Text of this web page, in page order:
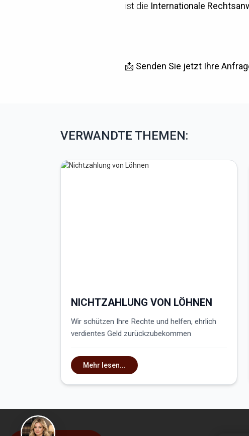
ist die Internationale
📩 Senden Sie jetzt Ihre
VERWANDTE THEMEN:
NICHTZAHLUNG VON LÖHNEN
Wir schützen Ihre Rechte und helfen, ehrlich
verdientes Geld zurückzubekommen
Mehr lesen...